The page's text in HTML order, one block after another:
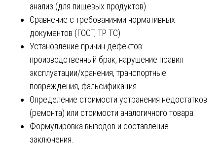
анализ (для пищевых продуктов).
Сравнение с требованиями нормативных
документов (ГОСТ, ТР ТС).
Установление причин дефектов:
производственный брак, нарушение правил
эксплуатации/хранения, транспортные
повреждения, фальсификация.
Определение стоимости устранения недостатков
(ремонта) или стоимости аналогичного товара.
Формулировка выводов и составление
заключения.